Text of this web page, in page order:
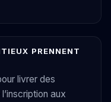
PRENNENT
livrer des
aux